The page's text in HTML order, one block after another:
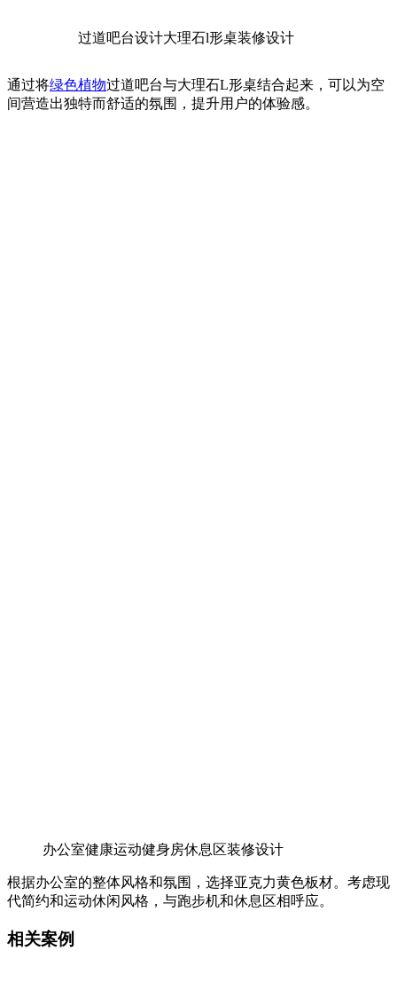
过道吧台设计大理石l形桌装修设计
通过将绿色植物过道吧台与大理石L形桌结合起来，可以为空
间营造出独特而舒适的氛围，提升用户的体验感。
办公室健康运动健身房休息区装修设计
根据办公室的整体风格和氛围，选择亚克力黄色板材。考虑现
代简约和运动休闲风格，与跑步机和休息区相呼应。
相关案例